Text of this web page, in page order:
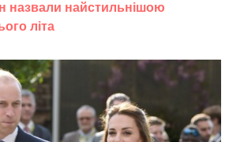
назвали найстильнішою
літа